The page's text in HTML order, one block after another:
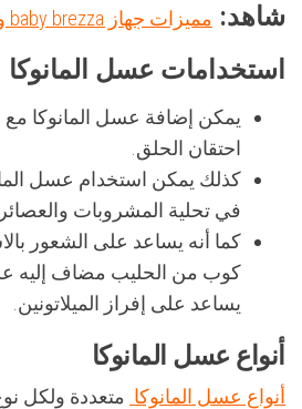
شاهد: مميزات جهاز baby brezza وكيفية استخدامه
استخدامات عسل المانوكا
يمكن إضافة عسل المانوكا مع
احتقان الحلق.
كذلك يمكن استخدام عسل
في تحلية المشروبات
كما أنه يساعد على الشعور
كوب من الحليب مضاف إليه
يساعد على إفراز الميلاتونين.
أنواع عسل المانوكا
أنواع عسل المانوكا متعددة ولكل